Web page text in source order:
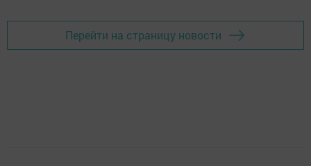
Перейти на страницу новости